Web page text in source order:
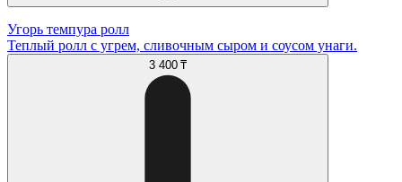
Угорь темпура ролл
Теплый ролл с угрем, сливочным сыром и соусом унаги.
3 400 ₸